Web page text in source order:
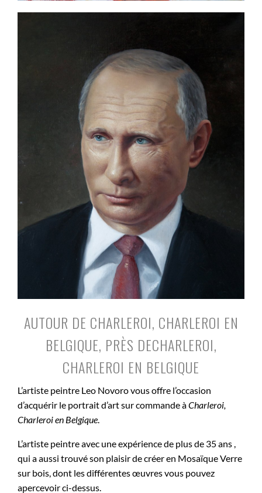
AUTOUR DE CHARLEROI, CHARLEROI EN
BELGIQUE, PRÈS DECHARLEROI,
CHARLEROI EN BELGIQUE
L’artiste peintre Leo Novoro vous offre l’occasion
d’acquérir le portrait d’art sur commande àCharleroi,
Charleroi en Belgique.
L’artiste peintre avec une expérience de plus de 35 ans ,
qui a aussi trouvé son plaisir de créer en Mosaïque Verre
sur bois, dont les différentes œuvres vous pouvez
apercevoir ci-dessus.